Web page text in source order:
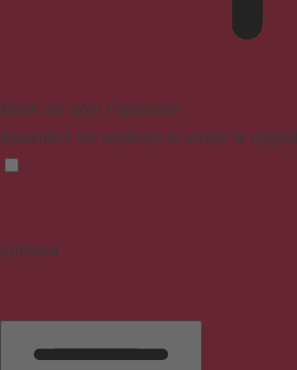
Mode sûr pour l'épilepsie
Assombrit les couleurs et arrête le
Contenu